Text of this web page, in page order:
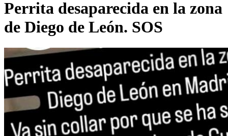
Perrita desaparecida en la zona
de Diego de León. SOS